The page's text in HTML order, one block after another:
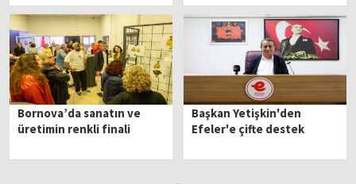
Bornova’da sanatın ve
üretimin renkli finali
Başkan Yetişkin'den
Efeler'e çifte destek